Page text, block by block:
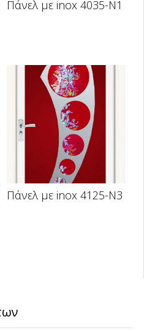
Πάνελ με inox 4035-N1
Πάνελ με inox 4125-N3